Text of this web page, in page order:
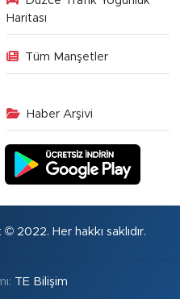
Haritası
Tüm Manşetler
Haber Arşivi
2022. Her hakkı saklıdır.
TE Bilişim